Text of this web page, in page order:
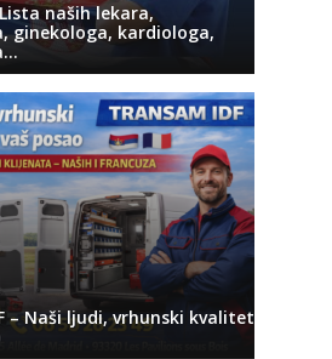
Lista naših lekara,
ginekologa, kardiologa,
– Naši ljudi, vrhunski kvalitet